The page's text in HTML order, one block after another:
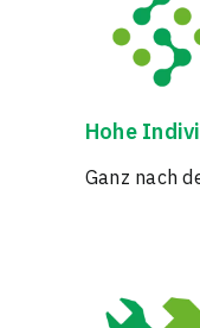
Hohe
Ganz nach